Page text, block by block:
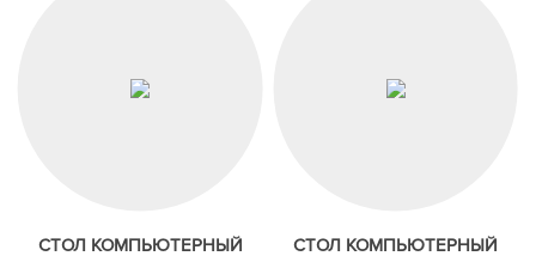
СТОЛ КОМПЬЮТЕРНЫЙ
СТОЛ КОМПЬЮТЕРНЫЙ